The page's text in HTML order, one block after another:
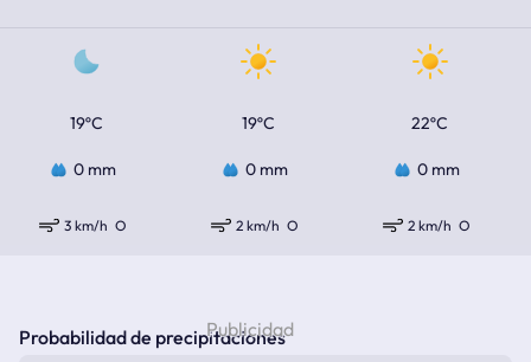
19ºC 19ºC 22ºC
0 mm 0 mm 0 mm
3 km/h O 2 km/h O 2 km/h O
Probabilidad de precipitaciones